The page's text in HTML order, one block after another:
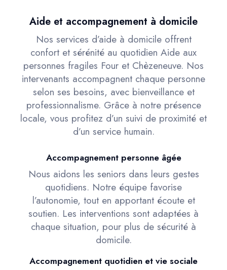
Aide et accompagnement à domicile
Nos services d’aide à domicile offrent
confort et sérénité au quotidien Aide aux
personnes fragiles Four et Chèzeneuve. Nos
intervenants accompagnent chaque personne
selon ses besoins, avec bienveillance et
professionnalisme. Grâce à notre présence
locale, vous profitez d’un suivi de proximité et
d’un service humain.
Accompagnement personne âgée
Nous aidons les seniors dans leurs gestes
quotidiens. Notre équipe favorise
l’autonomie, tout en apportant écoute et
soutien. Les interventions sont adaptées à
chaque situation, pour plus de sécurité à
domicile.
Accompagnement quotidien et vie sociale